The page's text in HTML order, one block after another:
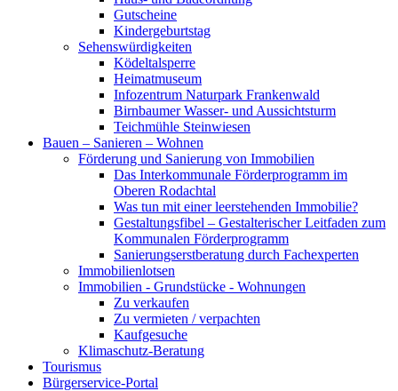
Gutscheine
Kindergeburtstag
Sehenswürdigkeiten
Ködeltalsperre
Heimatmuseum
Infozentrum Naturpark Frankenwald
Birnbaumer Wasser- und Aussichtsturm
Teichmühle Steinwiesen
Bauen – Sanieren – Wohnen
Förderung und Sanierung von Immobilien
Das Interkommunale Förderprogramm im
Oberen Rodachtal
Was tun mit einer leerstehenden Immobilie?
Gestaltungsfibel – Gestalterischer Leitfaden zum
Kommunalen Förderprogramm
Sanierungserstberatung durch Fachexperten
Immobilienlotsen
Immobilien - Grundstücke - Wohnungen
Zu verkaufen
Zu vermieten / verpachten
Kaufgesuche
Klimaschutz-Beratung
Tourismus
Bürgerservice-Portal